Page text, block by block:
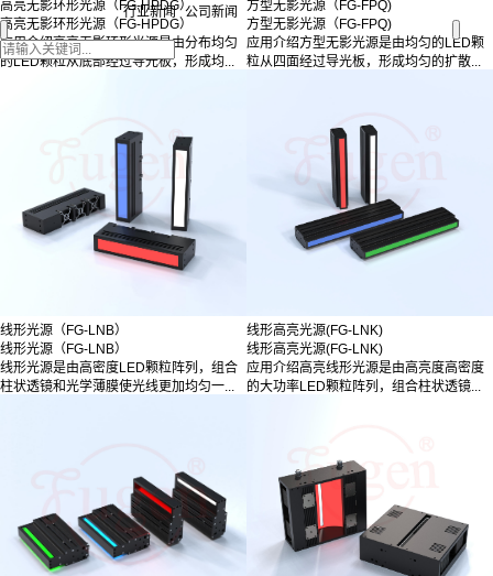
行业新闻 公司新闻
高亮无影环形光源（FG-HPDG）
高亮无影环形光源（FG-HPDG）
应用介绍高亮无影环形光源是由分布均匀
的LED颗粒从底部经过导光板，形成均...
方型无影光源（FG-FPQ)
方型无影光源（FG-FPQ)
应用介绍方型无影光源是由均匀的LED颗
粒从四面经过导光板，形成均匀的扩散...
线形光源（FG-LNB）
线形光源（FG-LNB）
线形光源是由高密度LED颗粒阵列，组合
柱状透镜和光学薄膜使光线更加均匀一...
线形高亮光源(FG-LNK)
线形高亮光源(FG-LNK)
应用介绍高亮线形光源是由高亮度高密度
的大功率LED颗粒阵列，组合柱状透镜...